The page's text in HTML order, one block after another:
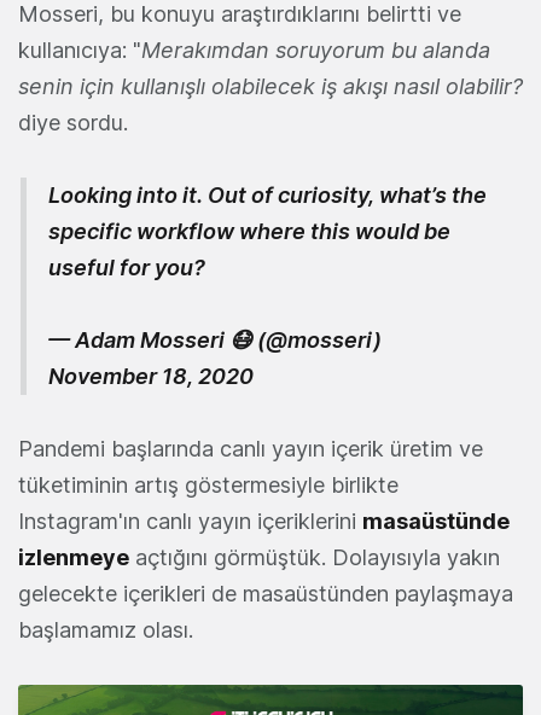
Mosseri, bu konuyu araştırdıklarını belirtti ve
kullanıcıya: "Merakımdan soruyorum bu alanda
senin için kullanışlı olabilecek iş akışı nasıl olabilir?
diye sordu.
Looking into it. Out of curiosity, what’s the
specific workflow where this would be
useful for you?
— Adam Mosseri 😷 (@mosseri)
November 18, 2020
Pandemi başlarında canlı yayın içerik üretim ve
tüketiminin artış göstermesiyle birlikte
Instagram'ın canlı yayın içeriklerini masaüstünde
izlenmeye açtığını görmüştük. Dolayısıyla yakın
gelecekte içerikleri de masaüstünden paylaşmaya
başlamamız olası.